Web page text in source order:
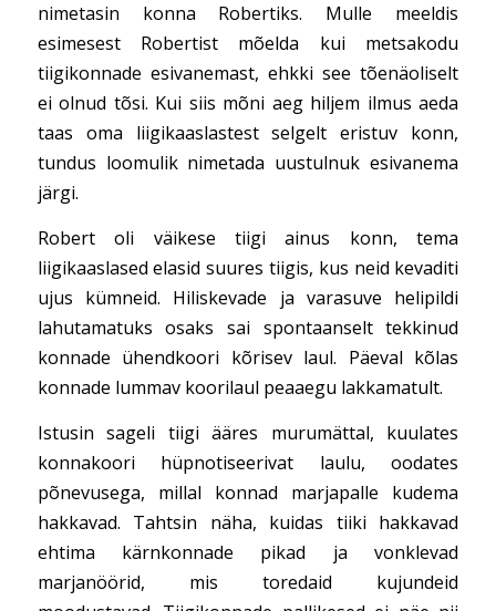
nimetasin konna Robertiks. Mulle meeldis
esimesest Robertist mõelda kui metsakodu
tiigikonnade esivanemast, ehkki see tõenäoliselt
ei olnud tõsi. Kui siis mõni aeg hiljem ilmus aeda
taas oma liigikaaslastest selgelt eristuv konn,
tundus loomulik nimetada uustulnuk esivanema
järgi.
Robert oli väikese tiigi ainus konn, tema
liigikaaslased elasid suures tiigis, kus neid kevaditi
ujus kümneid. Hiliskevade ja varasuve helipildi
lahutamatuks osaks sai spontaanselt tekkinud
konnade ühendkoori kõrisev laul. Päeval kõlas
konnade lummav koorilaul peaaegu lakkamatult.
Istusin sageli tiigi ääres murumättal, kuulates
konnakoori hüpnotiseerivat laulu, oodates
põnevusega, millal konnad marjapalle kudema
hakkavad. Tahtsin näha, kuidas tiiki hakkavad
ehtima kärnkonnade pikad ja vonklevad
marjanöörid, mis toredaid kujundeid